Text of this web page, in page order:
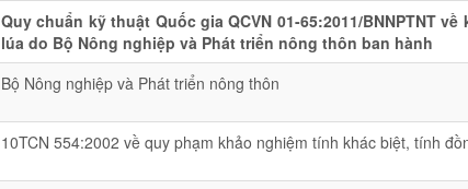
Quy chuẩn kỹ thuật Quốc gia QCVN 01-65:2011/BNNPTNT
lúa do Bộ Nông nghiệp và Phát triển nông thôn ban hành
Bộ Nông nghiệp và Phát triển nông thôn
10TCN 554:2002 về quy phạm khảo nghiệm tính khác biệt, tính